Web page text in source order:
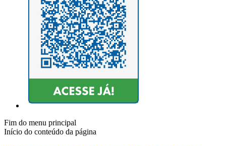
Fim do menu principal
Início do conteúdo da página